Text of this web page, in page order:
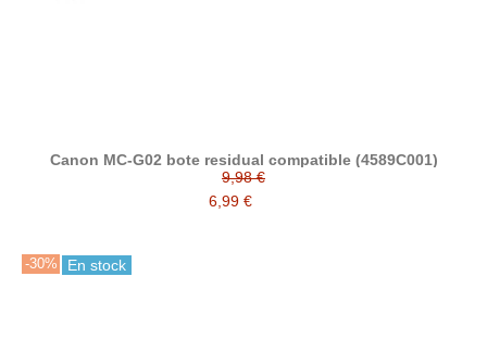
Canon MC-G02 bote residual compatible (4589C001)
9,98 €
6,99 €
-30% En stock